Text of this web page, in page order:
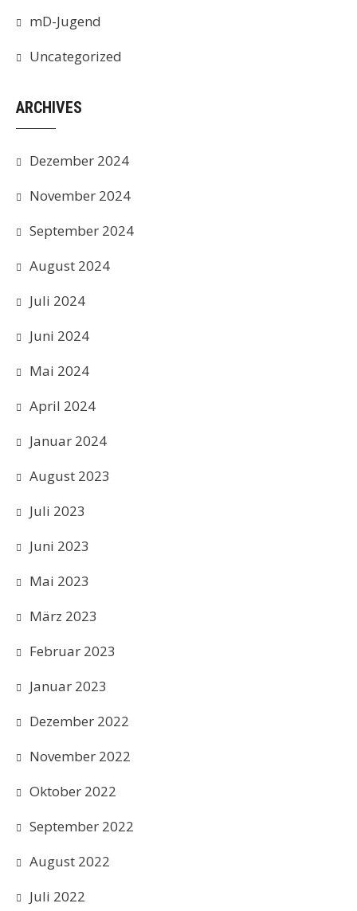
mD-Jugend
Uncategorized
ARCHIVES
Dezember 2024
November 2024
September 2024
August 2024
Juli 2024
Juni 2024
Mai 2024
April 2024
Januar 2024
August 2023
Juli 2023
Juni 2023
Mai 2023
März 2023
Februar 2023
Januar 2023
Dezember 2022
November 2022
Oktober 2022
September 2022
August 2022
Juli 2022